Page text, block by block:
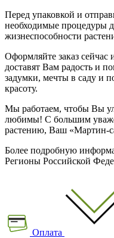
Перед упаковкой и
необходимые процедуры
жизнеспособности
Оформляйте заказ сейчас
доставят Вам радость и
задумки, мечты в саду и
красоту.
Мы работаем, чтобы Вы
любимы! С большим
растению, Ваш «Мартин-
Более подробную
Регионы Российской
Оплата